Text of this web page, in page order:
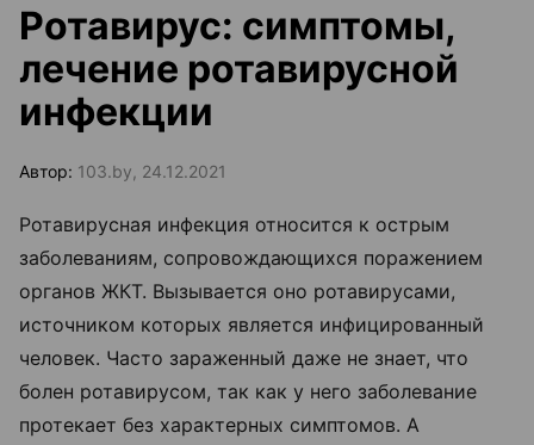
Ротавирус: симптомы,
лечение ротавирусной
инфекции
Автор: 103.by, 24.12.2021
Ротавирусная инфекция относится к острым
заболеваниям, сопровождающихся поражением
органов ЖКТ. Вызывается оно ротавирусами,
источником которых является инфицированный
человек. Часто зараженный даже не знает, что
болен ротавирусом, так как у него заболевание
протекает без характерных симптомов. А